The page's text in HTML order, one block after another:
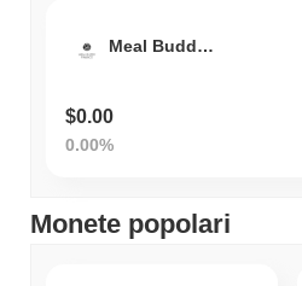
Meal Buddy Finance
$0.00
0.00%
Monete popolari